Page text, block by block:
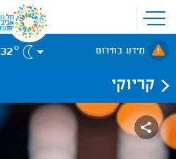
פתיחת
תפריט
אתר
לאתר עיריית
תל-אביב
מידע בחירום 32°
קריוקי